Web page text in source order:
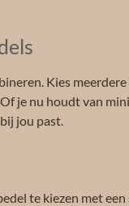
Kies
je nu houdt van
jou past.
te kiezen met